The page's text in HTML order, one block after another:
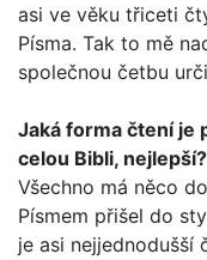
asi ve věku tři­ceti
Písma. Tak to mě
společnou četbu
Jaká forma čtení je
celou Bib­li, nejlepší?
Všechno má něco
Písmem přišel do
je asi nejjedno­dušší